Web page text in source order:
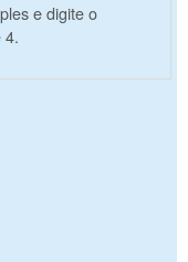
e digite o
4.